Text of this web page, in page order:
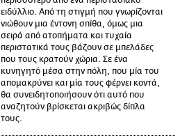
ειδύλλιο. Από τη στιγμή που γνωρίζονται
νιώθουν μια έντονη σπίθα, όμως μια
σειρά από ατοπήματα και τυχαία
περιστατικά τους βάζουν σε μπελάδες
που τους κρατούν χώρια. Σε ένα
κυνηγητό μέσα στην πόλη, που μία του
απομακρύνει και μία τους φέρνει κοντά,
θα συνειδητοποιήσουν ότι αυτό που
αναζητούν βρίσκεται ακριβώς δίπλα
τους.